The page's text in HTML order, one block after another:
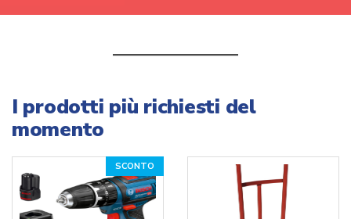
I prodotti più richiesti del
momento
SCONTO
IN
OFFERTA